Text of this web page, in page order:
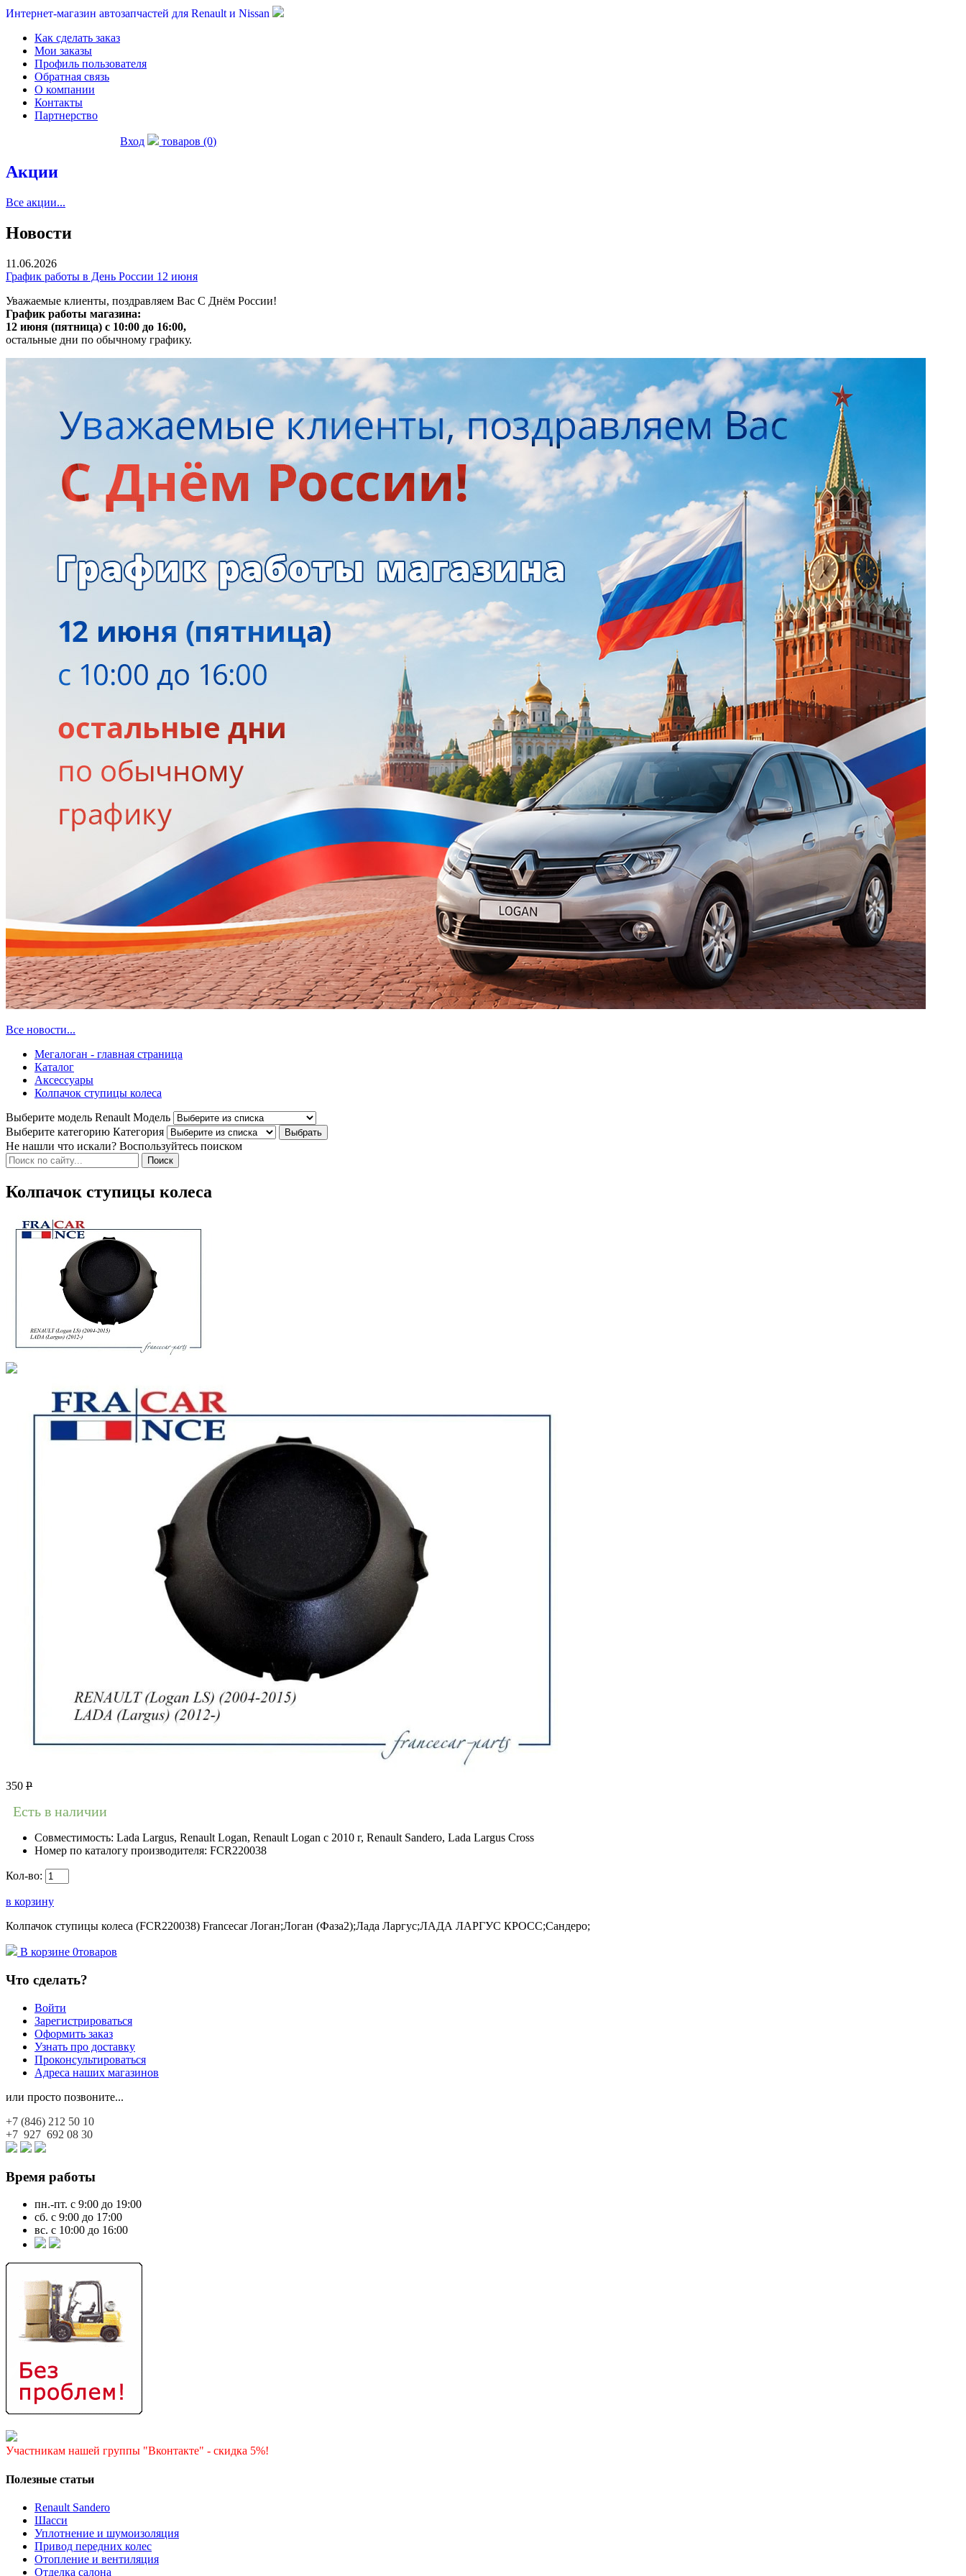
Интернет-магазин автозапчастей для Renault и Nissan
Как сделать заказ
Мои заказы
Профиль пользователя
Обратная связь
О компании
Контакты
Партнерство
Вход товаров (0)
Акции
Все акции...
Новости
11.06.2026
График работы в День России 12 июня
Уважаемые клиенты, поздравляем Вас С Днём России!
График работы магазина:
12 июня (пятница) с 10:00 до 16:00,
остальные дни по обычному графику.
Все новости...
Мегалоган - главная страница
Каталог
Аксессуары
Колпачок ступицы колеса
Выберите модель Renault Модель
Выберите категорию Категория
Не нашли что искали? Воспользуйтесь поиском
Колпачок ступицы колеса
350 Р
Есть в наличии
Совместимость: Lada Largus, Renault Logan, Renault Logan c 2010 г, Renault Sandero, Lada Largus Cross
Номер по каталогу производителя: FCR220038
Кол-во:
в корзину
Колпачок ступицы колеса (FCR220038) Francecar Логан;Логан (Фаза2);Лада Ларгус;ЛАДА ЛАРГУС КРОСС;Сандеро;
В корзине 0товаров
Что сделать?
Войти
Зарегистрироваться
Оформить заказ
Узнать про доставку
Проконсультироваться
Адреса наших магазинов
или просто позвоните...
+7 (846) 212 50 10
+7 927 692 08 30
Время работы
пн.-пт. с 9:00 до 19:00
сб. с 9:00 до 17:00
вс. с 10:00 до 16:00
Участникам нашей группы "Вконтакте" - скидка 5%!
Полезные статьи
Renault Sandero
Шасси
Уплотнение и шумоизоляция
Привод передних колес
Отопление и вентиляция
Отделка салона